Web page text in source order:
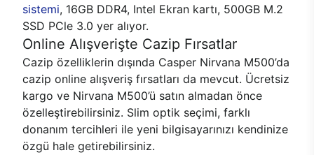
sistemi, 16GB DDR4, Intel Ekran kartı, 500GB M.2
SSD PCle 3.0 yer alıyor.
Online Alışverişte Cazip Fırsatlar
Cazip özelliklerin dışında Casper Nirvana M500’da
cazip online alışveriş fırsatları da mevcut. Ücretsiz
kargo ve Nirvana M500’ü satın almadan önce
özelleştirebilirsiniz. Slim optik seçimi, farklı
donanım tercihleri ile yeni bilgisayarınızı kendinize
özgü hale getirebilirsiniz.